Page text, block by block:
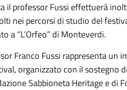
il professor Fussi effettuerà
nei percorsi di studio del
a “L’Orfeo” di Monteverdi.
Franco Fussi rappresenta
organizzato con il sostegno
Sabbioneta Heritage e di